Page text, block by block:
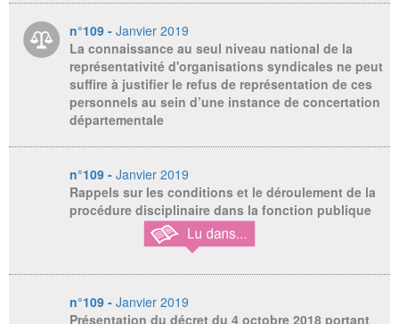
n°109 - Janvier 2019
La connaissance au seul niveau national de la
représentativité d'organisations syndicales ne peut
suffire à justifier le refus de représentation de ces
personnels au sein d’une instance de concertation
départementale
n°109 - Janvier 2019
Rappels sur les conditions et le déroulement de la
procédure disciplinaire dans la fonction publique
n°109 - Janvier 2019
Présentation du décret du 4 octobre 2018 portant